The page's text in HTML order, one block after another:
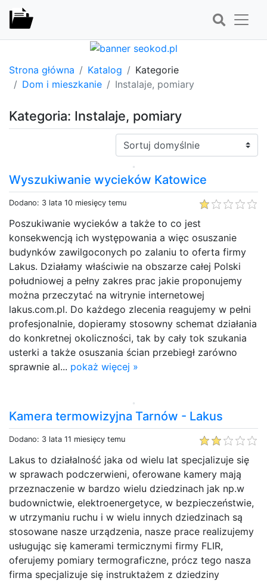
Strona główna Katalog
Kategorie
Dom i mieszkanie
Instalaje, pomiary
Kategoria: Instalaje, pomiary
Sortuj:
Wyszukiwanie wycieków Katowice
Dodano: 3 lata 10 miesięcy temu
Poszukiwanie wycieków a także to co jest
konsekwencją ich występowania a więc osuszanie
budynków zawilgoconych po zalaniu to oferta firmy
Lakus. Działamy właściwie na obszarze całej Polski
południowej a pełny zakres prac jakie proponujemy
można przeczytać na witrynie internetowej
lakus.com.pl. Do każdego zlecenia reagujemy w pełni
profesjonalnie, dopieramy stosowny schemat działania
do konkretnej okoliczności, tak by cały tok szukania
usterki a także osuszania ścian przebiegł zarówno
sprawnie al... pokaż więcej »
Kamera termowizyjna Tarnów - Lakus
Dodano: 3 lata 11 miesięcy temu
Lakus to działalność jaka od wielu lat specjalizuje się
w sprawach podczerwieni, oferowane kamery mają
przeznaczenie w bardzo wielu dziedzinach jak np.w
budownictwie, elektroenergetyce, w bezpieczeństwie,
w utrzymaniu ruchu i w wielu innych dziedzinach są
stosowane nasze urządzenia, nasze prace realizujemy
usługując się kamerami termicznymi firmy FLIR,
oferujemy pomiary termograficzne, prócz tego nasza
firma specjalizuje się instruktażem z dziedziny